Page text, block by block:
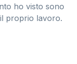
ho visto sono
proprio lavoro.